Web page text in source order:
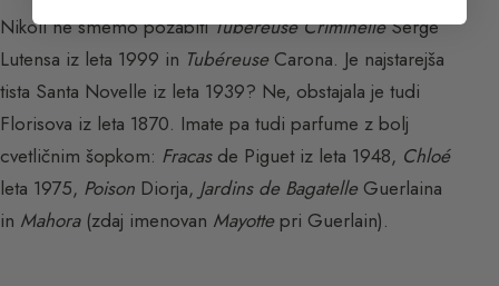
Nikoli ne smemo pozabitiTubéreuse CriminelleSerge
Lutensa iz leta 1999 in TubéreuseCarona. Je najstarejša
tista Santa Novelle iz leta 1939? Ne, obstajala je tudi
Florisova iz leta 1870. Imate pa tudi parfume z bolj
cvetličnim šopkom: Fracasde Piguet iz leta 1948, Chloé
leta 1975, Poison Diorja, Jardins de BagatelleGuerlaina
in Mahora(zdaj imenovan Mayottepri Guerlain).